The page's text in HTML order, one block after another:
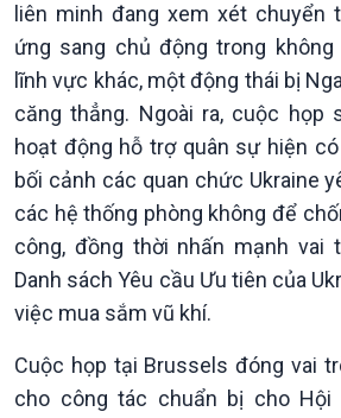
Xã hội
Tin Đời sống & Xã hội
360 độ Sức khỏe
Chuyển đổi Xanh
Tài nguyên và Môi trường
Chuyên gia của bạn
Xã hội chuyển động
Bước chân đến trường
Khoa
Tin
Kết
Sống
khí hậu
liên minh đang xem xét chuyển
ứng sang chủ động trong
lĩnh vực khác, một động thái bị
căng thẳng. Ngoài ra, cuộc họp
hoạt động hỗ trợ quân sự hiện
bối cảnh các quan chức Ukraine
các hệ thống phòng không để
công, đồng thời nhấn mạnh vai
Danh sách Yêu cầu Ưu tiên của
việc mua sắm vũ khí.
Cuộc họp tại Brussels đóng vai
cho công tác chuẩn bị cho Hội